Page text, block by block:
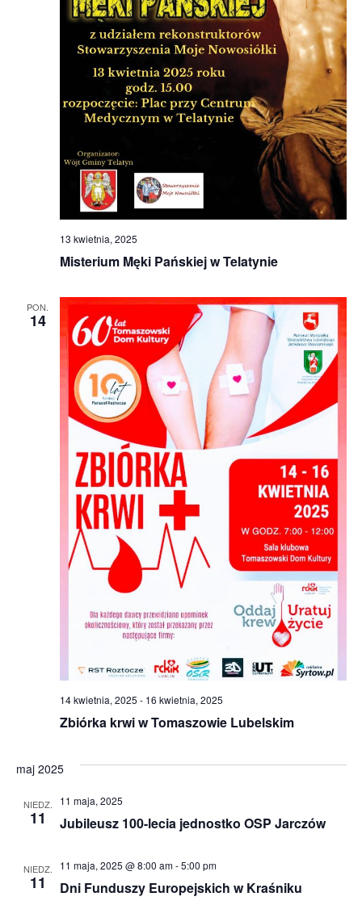
Misterium Męki Pańskiej w Telatynie
13 kwietnia, 2025
PON.
14
Zbiórka krwi w Tomaszowie Lubelskim
14 kwietnia, 2025 - 16 kwietnia, 2025
maj 2025
NIEDZ.
11 Jubileusz 100-lecia jednostko OSP Jarczów
11 maja, 2025
NIEDZ.
11 Dni Funduszy Europejskich w Kraśniku
11 maja, 2025 @ 8:00 am-5:00 pm